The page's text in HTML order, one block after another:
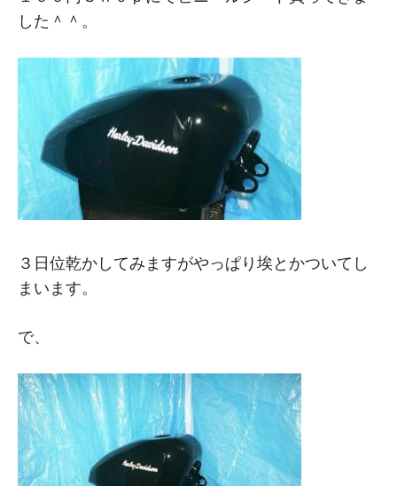
した＾＾。
３日位乾かしてみますがやっぱり埃とかついてし
まいます。
で、